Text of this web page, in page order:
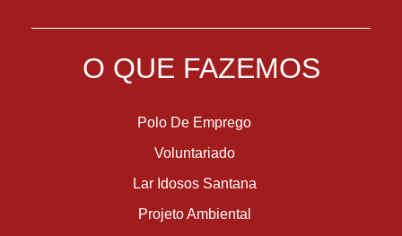
O QUE FAZEMOS
Polo De Emprego
Voluntariado
Lar Idosos Santana
Projeto Ambiental